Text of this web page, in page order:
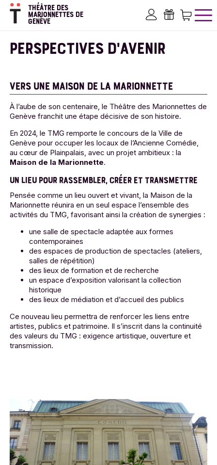
Aller
contenu
THÉÂTRE DES
MARIONNETTES DE
GENÈVE
PERSPECTIVES D'AVENIR
VERS UNE MAISON DE LA MARIONNETTE
À l’aube de son centenaire, le Théâtre des Marionnettes de
Genève franchit une étape décisive de son histoire.
En 2024, le TMG remporte le concours de la Ville de
Genève pour occuper les locaux de l’Ancienne Comédie,
au cœur de Plainpalais, avec un projet ambitieux : la
Maison de la Marionnette.
UN LIEU POUR RASSEMBLER, CRÉER ET TRANSMETTRE
Pensée comme un lieu ouvert et vivant, la Maison de la
Marionnette réunira en un seul espace l’ensemble des
activités du TMG, favorisant ainsi la création de synergies :
une salle de spectacle adaptée aux formes
contemporaines
des espaces de production de spectacles (ateliers,
salles de répétition)
des lieux de formation et de recherche
un espace d’exposition valorisant la collection
historique
des lieux de médiation et d’accueil des publics
Ce nouveau lieu permettra de renforcer les liens entre
artistes, publics et patrimoine. Il s’inscrit dans la continuité
des valeurs du TMG : exigence artistique, ouverture et
transmission.